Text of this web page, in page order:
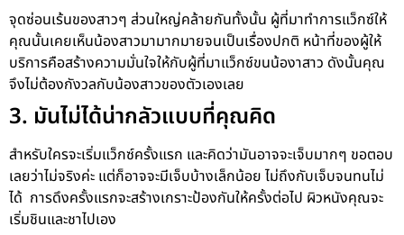
จุดซ่อนเร้นของสาวๆ ส่วนใหญ่คล้ายกันทั้งนั้น ผู้ที่มาทำการแว็กซ์ให้
คุณนั้นเคยเห็นน้องสาวมามากมายจนเป็นเรื่องปกติ หน้าที่ของผู้ให้
บริการคือสร้างความมั่นใจให้กับผู้ที่มาแว็กซ์ขนน้องาสาว ดังนั้นคุณ
จึงไม่ต้องกังวลกับน้องสาวของตัวเองเลย
3. มันไม่ได้น่ากลัวแบบที่คุณคิด
สำหรับใครจะเริ่มแว็กซ์ครั้งแรก และคิดว่ามันอาจจะเจ็บมากๆ ขอตอบ
เลยว่าไม่จริงค่ะ แต่ก็อาจจะมีเจ็บบ้างเล็กน้อย ไม่ถึงกับเจ็บจนทนไม่
ได้ การดึงครั้งแรกจะสร้างเกราะป้องกันให้ครั้งต่อไป ผิวหนังคุณจะ
เริ่มชินและชาไปเอง